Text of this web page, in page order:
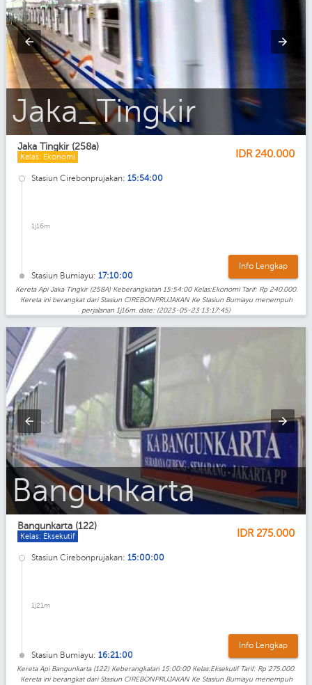
Kelas_Ekonomi_AC_Jaka_Tingkir
Jaka Tingkir (258a)
Kelas: Ekonomi IDR 240.000
Stasiun Cirebonprujakan: 15:54:00
1j16m
Stasiun Bumiayu: 17:10:00
Info Lengkap
Kereta Api Jaka Tingkir (258A) Keberangkatan 15:54:00 Kelas:Ekonomi Tarif: Rp 240.000.
Kereta ini berangkat dari Stasiun CIREBONPRUJAKAN Ke Stasiun Bumiayu menempuh
perjalanan 1j16m. date: (2023-05-23 13:17:45)
Bangunkarta_Eksekutif
Bangunkarta (122)
Kelas: Eksekutif IDR 275.000
Stasiun Cirebonprujakan: 15:00:00
1j21m
Stasiun Bumiayu: 16:21:00
Info Lengkap
Kereta Api Bangunkarta (122) Keberangkatan 15:00:00 Kelas:Eksekutif Tarif: Rp 275.000.
Kereta ini berangkat dari Stasiun CIREBONPRUJAKAN Ke Stasiun Bumiayu menempuh